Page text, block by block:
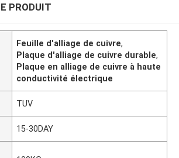
PRODUIT
Feuille d'alliage de cuivre,
Plaque d'alliage de cuivre durable,
Plaque en alliage de cuivre à haute
conductivité électrique
TUV
15-30DAY